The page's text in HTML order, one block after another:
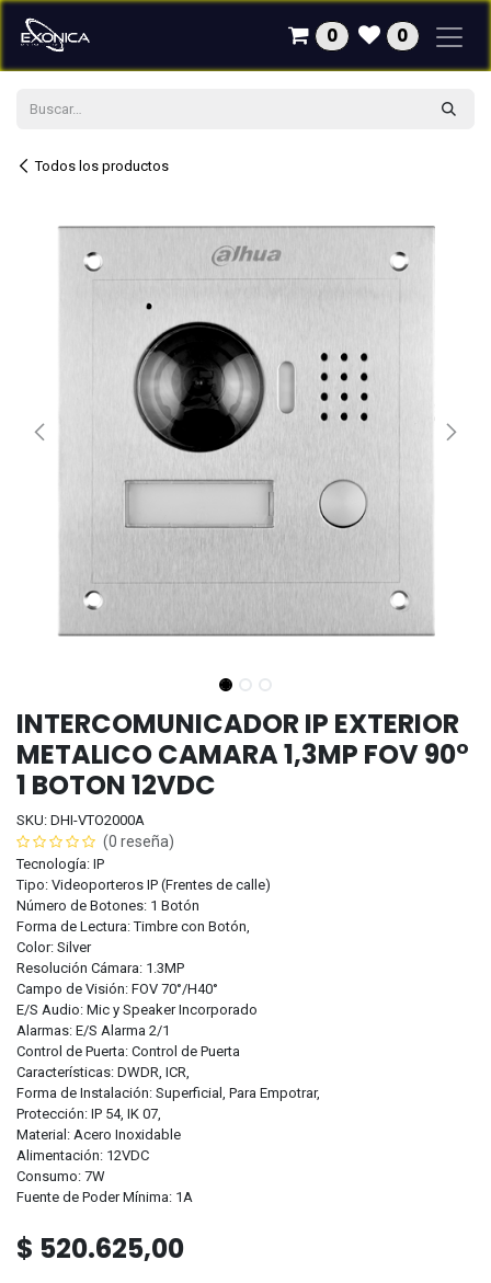
Ir al contenido
0 0
Todos los productos
INTERCOMUNICADOR IP EXTERIOR
METALICO CAMARA 1,3MP FOV 90°
1 BOTON 12VDC
SKU: DHI-VTO2000A
(0 reseña)
Tecnología: IP
Tipo: Videoporteros IP (Frentes de calle)
Número de Botones: 1 Botón
Forma de Lectura: Timbre con Botón,
Color: Silver
Resolución Cámara: 1.3MP
Campo de Visión: FOV 70°/H40°
E/S Audio: Mic y Speaker Incorporado
Alarmas: E/S Alarma 2/1
Control de Puerta: Control de Puerta
Características: DWDR, ICR,
Forma de Instalación: Superficial, Para Empotrar,
Protección: IP 54, IK 07,
Material: Acero Inoxidable
Alimentación: 12VDC
Consumo: 7W
Fuente de Poder Mínima: 1A
$ 520.625,00